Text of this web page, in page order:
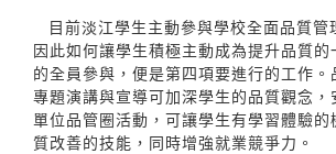
目前淡江學生主動參與學校全面品質管
因此如何讓學生積極主動成為提升品質的
的全員參與，便是第四項要進行的工作。
專題演講與宣導可加深學生的品質觀念，
單位品管圈活動，可讓學生有學習體驗的
質改善的技能，同時增強就業競爭力。